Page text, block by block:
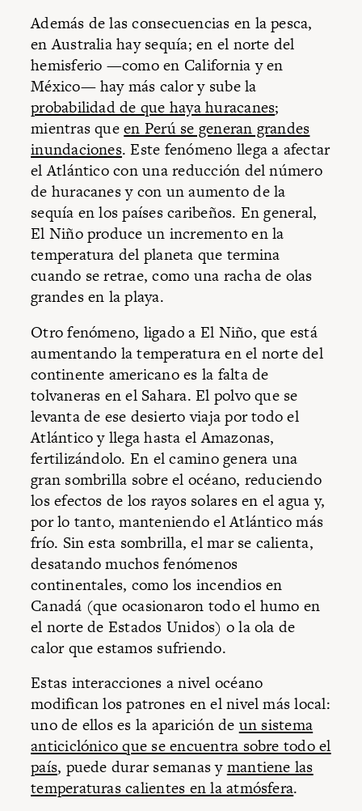
Además de las consecuencias en la pesca,
en Australia hay sequía; en el norte del
hemisferio —como en California y en
México— hay más calor y sube la
probabilidad de que haya huracanes;
mientras queen Perú se generan grandes
inundaciones. Este fenómeno llega a afectar
el Atlántico con una reducción del número
de huracanes y con un aumento de la
sequía en los países caribeños. En general,
El Niño produce un incremento en la
temperatura del planeta que termina
cuando se retrae, como una racha de olas
grandes en la playa.
Otro fenómeno, ligado a El Niño, que está
aumentando la temperatura en el norte del
continente americano es la falta de
tolvaneras en el Sahara. El polvo que se
levanta de ese desierto viaja por todo el
Atlántico y llega hasta el Amazonas,
fertilizándolo. En el camino genera una
gran sombrilla sobre el océano, reduciendo
los efectos de los rayos solares en el agua y,
por lo tanto, manteniendo el Atlántico más
frío. Sin esta sombrilla, el mar se calienta,
desatando muchos fenómenos
continentales, como los incendios en
Canadá (que ocasionaron todo el humo en
el norte de Estados Unidos) o la ola de
calor que estamos sufriendo.
Estas interacciones a nivel océano
modifican los patrones en el nivel más local:
uno de ellos es la aparición de un sistema
anticiclónico que se encuentra sobre todo el
país, puede durar semanas ymantiene las
temperaturas calientes en la atmósfera.